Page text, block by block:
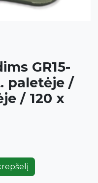
GR15-
paletėje /
/ 120 x